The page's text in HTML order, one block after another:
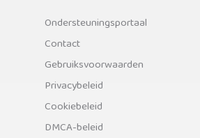
Ondersteuningsportaal
Contact
Gebruiksvoorwaarden
Privacybeleid
Cookiebeleid
DMCA-beleid